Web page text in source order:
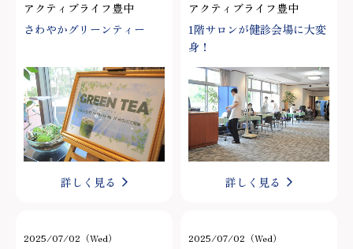
アクティブライフ豊中
さわやかグリーンティー
詳しく見る
アクティブライフ豊中
1階サロンが健診会場に大変
身！
詳しく見る
2025/07/02（Wed） 2025/07/02（Wed）